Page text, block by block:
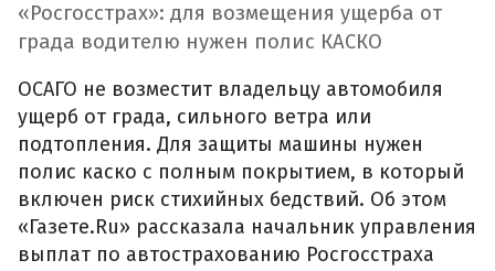
«Росгосстрах»: для возмещения ущерба от
града водителю нужен полис КАСКО
ОСАГО не возместит владельцу автомобиля
ущерб от града, сильного ветра или
подтопления. Для защиты машины нужен
полис каско с полным покрытием, в который
включен риск стихийных бедствий. Об этом
«Газете.Ru» рассказала начальник управления
выплат по автострахованию Росгосстраха